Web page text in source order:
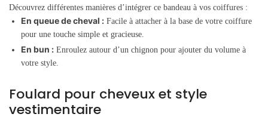
Découvrez différentes manières d’intégrer ce bandeau à vos coiffures :
En queue de cheval : Facile à attacher à la base de votre coiffure
pour une touche simple et gracieuse.
En bun : Enroulez autour d’un chignon pour ajouter du volume à
votre style.
Foulard pour cheveux et style
vestimentaire